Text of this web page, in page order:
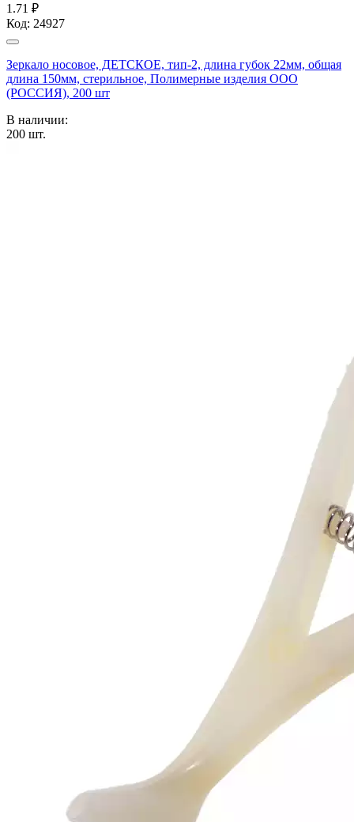
1.71 ₽
Код: 24927
Зеркало носовое, ДЕТСКОЕ, тип-2, длина губок 22мм, общая
длина 150мм, стерильное, Полимерные изделия OOO
(РОССИЯ), 200 шт
В наличии:
200 шт.